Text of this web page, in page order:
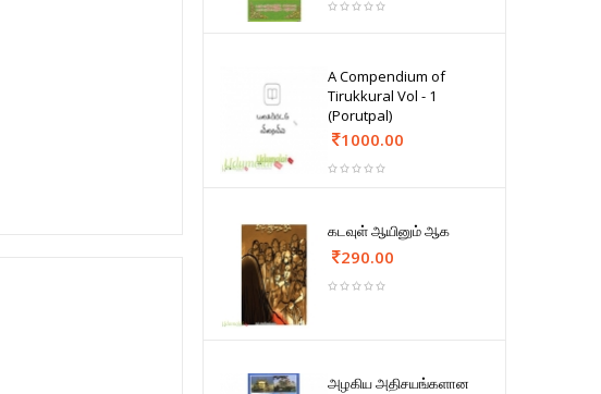
A Compendium of
Tirukkural Vol - 1
(Porutpal)
1000.00
கடவுள் ஆயினும் ஆக
290.00
அழகிய அதிசயங்களான